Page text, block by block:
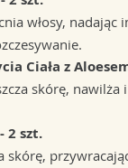
włosy, nadając
Ciała z
skórę,
2 szt.
skórę,